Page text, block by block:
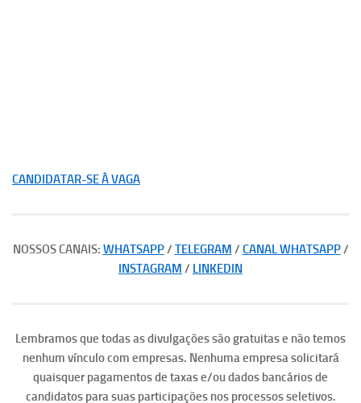
CANDIDATAR-SE À VAGA
NOSSOS CANAIS: WHATSAPP/ TELEGRAM / CANAL WHATSAPP/
INSTAGRAM / LINKEDIN
Lembramos que todas as divulgações são gratuitas e não temos
nenhum vínculo com empresas. Nenhuma empresa solicitará
quaisquer pagamentos de taxas e/ou dados bancários de
candidatos para suas participações nos processos seletivos.